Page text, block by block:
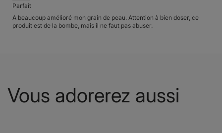
Parfait
A beaucoup amélioré mon grain de peau. Attention à bien doser, ce
produit est de la bombe, mais il ne faut pas abuser.
Vous adorerez aussi